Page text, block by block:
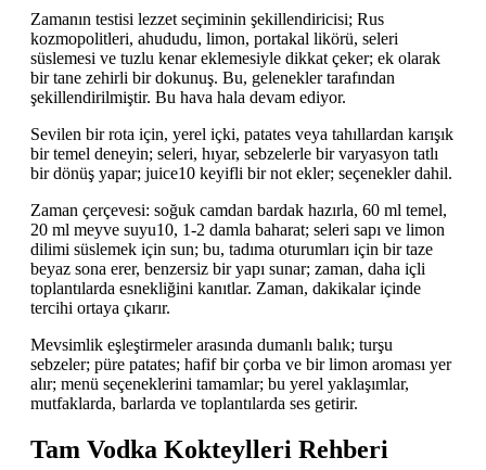
Zamanın testisi lezzet seçiminin şekillendiricisi; Rus
kozmopolitleri, ahududu, limon, portakal likörü, seleri
süslemesi ve tuzlu kenar eklemesiyle dikkat çeker; ek olarak
bir tane zehirli bir dokunuş. Bu, gelenekler tarafından
şekillendirilmiştir. Bu hava hala devam ediyor.
Sevilen bir rota için, yerel içki, patates veya tahıllardan karışık
bir temel deneyin; seleri, hıyar, sebzelerle bir varyasyon tatlı
bir dönüş yapar; juice10 keyifli bir not ekler; seçenekler dahil.
Zaman çerçevesi: soğuk camdan bardak hazırla, 60 ml temel,
20 ml meyve suyu10, 1-2 damla baharat; seleri sapı ve limon
dilimi süslemek için sun; bu, tadıma oturumları için bir taze
beyaz sona erer, benzersiz bir yapı sunar; zaman, daha içli
toplantılarda esnekliğini kanıtlar. Zaman, dakikalar içinde
tercihi ortaya çıkarır.
Mevsimlik eşleştirmeler arasında dumanlı balık; turşu
sebzeler; püre patates; hafif bir çorba ve bir limon aroması yer
alır; menü seçeneklerini tamamlar; bu yerel yaklaşımlar,
mutfaklarda, barlarda ve toplantılarda ses getirir.
Tam Vodka Kokteylleri Rehberi